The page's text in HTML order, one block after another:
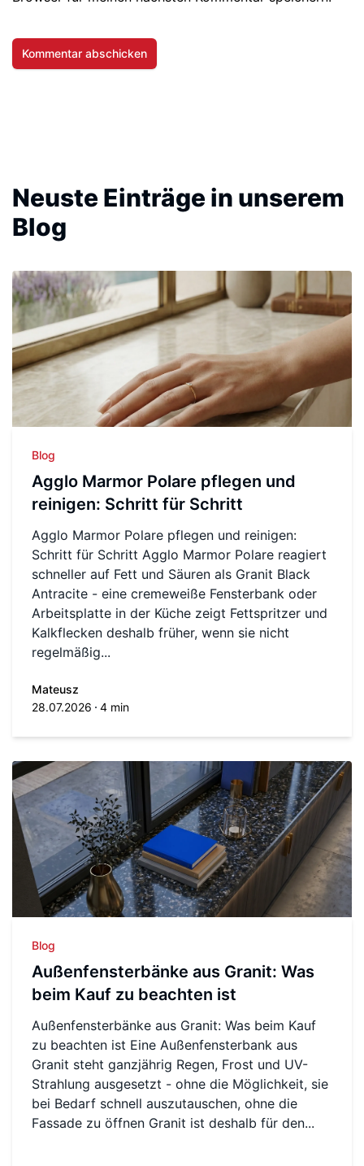
Neuste Einträge in unserem
Blog
Blog
Agglo Marmor Polare pflegen und
reinigen: Schritt für Schritt
Agglo Marmor Polare pflegen und reinigen:
Schritt für Schritt Agglo Marmor Polare reagiert
schneller auf Fett und Säuren als Granit Black
Antracite - eine cremeweiße Fensterbank oder
Arbeitsplatte in der Küche zeigt Fettspritzer und
Kalkflecken deshalb früher, wenn sie nicht
regelmäßig...
Mateusz
28.07.2026
4 min
Blog
Außenfensterbänke aus Granit: Was
beim Kauf zu beachten ist
Außenfensterbänke aus Granit: Was beim Kauf
zu beachten ist Eine Außenfensterbank aus
Granit steht ganzjährig Regen, Frost und UV-
Strahlung ausgesetzt - ohne die Möglichkeit, sie
bei Bedarf schnell auszutauschen, ohne die
Fassade zu öffnen Granit ist deshalb für den...